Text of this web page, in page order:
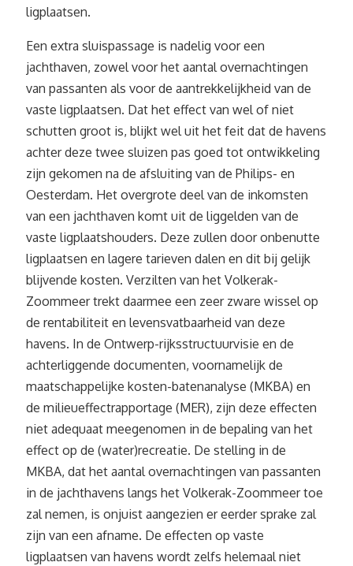
ligplaatsen.
Een extra sluispassage is nadelig voor een
jachthaven, zowel voor het aantal overnachtingen
van passanten als voor de aantrekkelijkheid van de
vaste ligplaatsen. Dat het effect van wel of niet
schutten groot is, blijkt wel uit het feit dat de havens
achter deze twee sluizen pas goed tot ontwikkeling
zijn gekomen na de afsluiting van de Philips- en
Oesterdam. Het overgrote deel van de inkomsten
van een jachthaven komt uit de liggelden van de
vaste ligplaatshouders. Deze zullen door onbenutte
ligplaatsen en lagere tarieven dalen en dit bij gelijk
blijvende kosten. Verzilten van het Volkerak-
Zoommeer trekt daarmee een zeer zware wissel op
de rentabiliteit en levensvatbaarheid van deze
havens. In de Ontwerp-rijksstructuurvisie en de
achterliggende documenten, voornamelijk de
maatschappelijke kosten-batenanalyse (MKBA) en
de milieueffectrapportage (MER), zijn deze effecten
niet adequaat meegenomen in de bepaling van het
effect op de (water)recreatie. De stelling in de
MKBA, dat het aantal overnachtingen van passanten
in de jachthavens langs het Volkerak-Zoommeer toe
zal nemen, is onjuist aangezien er eerder sprake zal
zijn van een afname. De effecten op vaste
ligplaatsen van havens wordt zelfs helemaal niet